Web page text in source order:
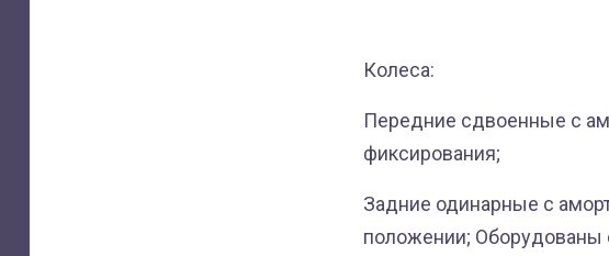
Колеса:
Передние сдвоенные с
фиксирования;
Задние одинарные с
положении;